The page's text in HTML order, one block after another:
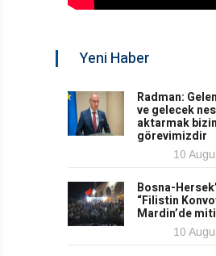
Yeni Haber
Radman:
ve gelecek
aktarmak
görevimizdir
10
Bosna-
“Filistin
Mardin’de
10